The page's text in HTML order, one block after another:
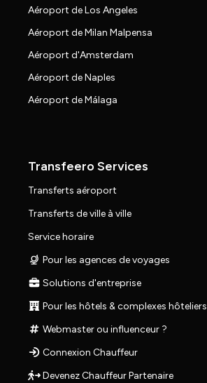
Aéroport de Los Angeles
Aéroport de Milan Malpensa
Aéroport d'Amsterdam
Aéroport de Naples
Aéroport de Málaga
Transfeero Services
Transferts aéroport
Transferts de ville à ville
Service horaire
Pour les agences de voyages
Solutions d'entreprise
Pour les hôtels & complexes hôteliers
Webmaster ou influenceur ?
Connexion Chauffeur
Devenez Chauffeur Partenaire